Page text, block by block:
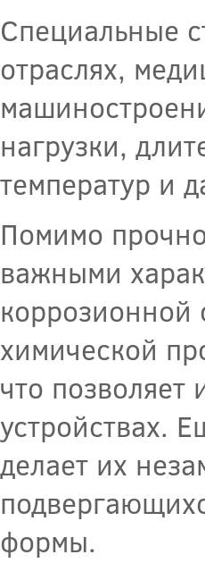
Специальные
отраслях,
нагрузки,
температур и
Помимо
важными
коррозионной
химической
что позволяет
устройствах.
делает их
формы.